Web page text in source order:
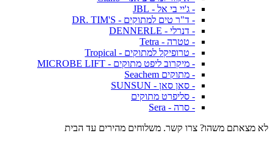
- ג'יי בי אל - JBL
- ד"ר טים למתוקים - DR. TIM'S
- דנרלי - DENNERLE
- טטרה - Tetra
- טרופיקל למתוקים - Tropical
- מיקרוב ליפט מתוקים - MICROBE LIFT
- מתוקים Seachem
- סאן סאן - SUNSUN
- סליפרט מתוקים
- סרה - Sera
לא מצאתם משהו? צרו קשר. משלוחים מהירים עד הבית